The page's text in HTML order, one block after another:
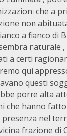
che a
non
a fianco di
naturale
a certi
qui
questi
porre alta
che hanno fatto
presenza nel
frazione di